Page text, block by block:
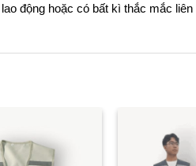
động hoặc có bất kì thắc mắc liên